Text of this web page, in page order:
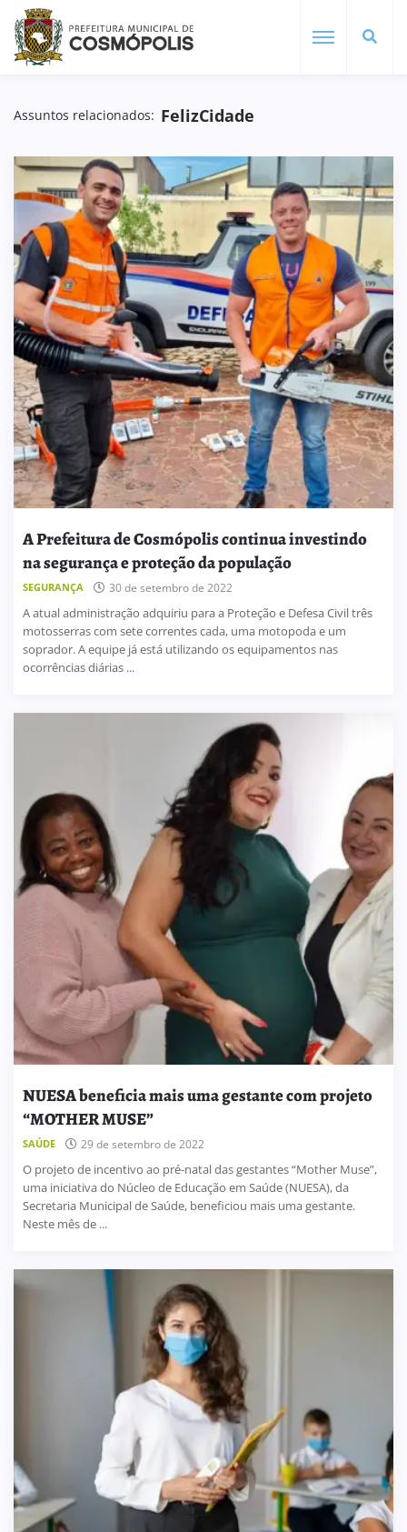
Assuntos relacionados: FelizCidade
A Prefeitura de Cosmópolis continua investindo
na segurança e proteção da população
SEGURANÇA 30 de setembro de 2022
A atual administração adquiriu para a Proteção e Defesa Civil três
motosserras com sete correntes cada, uma motopoda e um
soprador. A equipe já está utilizando os equipamentos nas
ocorrências diárias ...
NUESA beneficia mais uma gestante com projeto
“MOTHER MUSE”
SAÚDE 29 de setembro de 2022
O projeto de incentivo ao pré-natal das gestantes “Mother Muse”,
uma iniciativa do Núcleo de Educação em Saúde (NUESA), da
Secretaria Municipal de Saúde, beneficiou mais uma gestante.
Neste mês de ...